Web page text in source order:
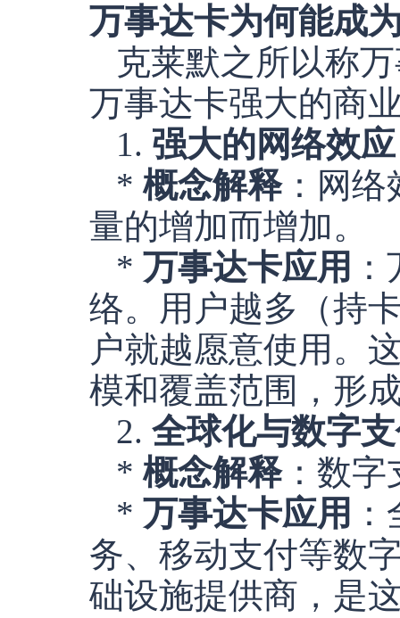
万事达卡为何能成
克莱默之所以称
万事达卡强大的商
1. 强大的网络效
* 概念解释：网络
量的增加而增加。
* 万事达卡应用
络。用户越多（持
户就越愿意使用。
模和覆盖范围，形
2. 全球化与数字
* 概念解释：数字
* 万事达卡应用
务、移动支付等数
础设施提供商，是